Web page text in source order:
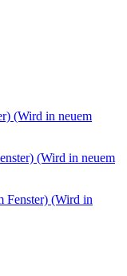
(Wird in neuem
(Wird in neuem
Fenster) (Wird in